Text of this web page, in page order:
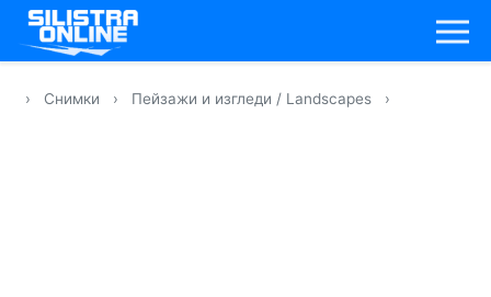
› Снимки › Пейзажи и изгледи / Landscapes ›